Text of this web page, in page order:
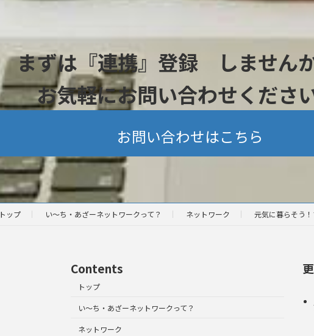
まずは『連携』登録 しません
お気軽にお問い合わせくださ
お問い合わせはこちら
トップ い～ち・あざーネットワークって？ ネットワーク 元気に暮らそう
Contents
トップ
い～ち・あざーネットワークって？
ネットワーク